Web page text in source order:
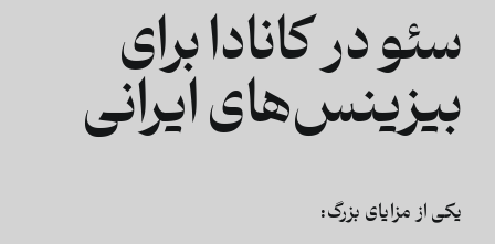
سئو در کانادا برای
بیزینس‌های ایرانی
یکی از مزایای بزرگ: